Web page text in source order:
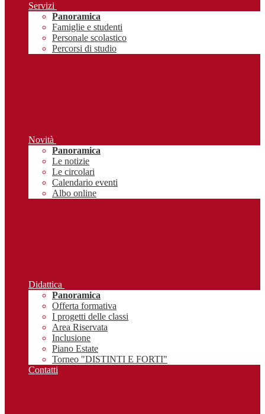
Servizi
Panoramica
Famiglie e studenti
Personale scolastico
Percorsi di studio
Novità
Panoramica
Le notizie
Le circolari
Calendario eventi
Albo online
Didattica
Panoramica
Offerta formativa
I progetti delle classi
Area Riservata
Inclusione
Piano Estate
Torneo "DISTINTI E FORTI"
Contatti